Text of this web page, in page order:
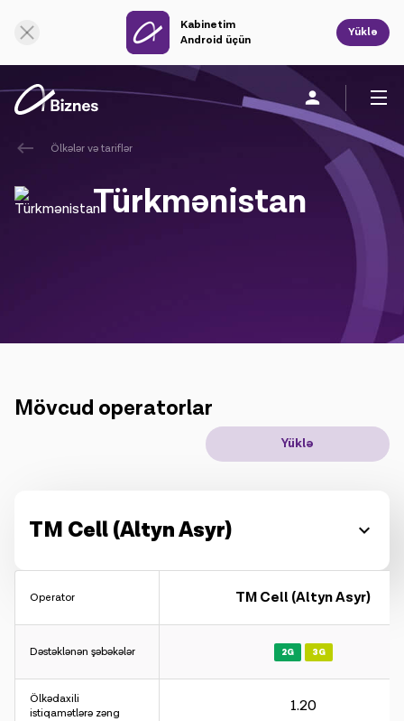
Kabinetim
Android üçün
Yüklə
Şirkət haqqında
IoT həllər
Ölkələr və tariflər
Türkmənistan
Mövcud operatorlar
Yüklə
TM Cell (Altyn Asyr)
Operator
Dəstəklənən şəbəkələr
Ölkədaxili
istiqamətlərə zəng
TM Cell (Altyn Asyr)
2G 3G
1.20
Onlayn dəstək